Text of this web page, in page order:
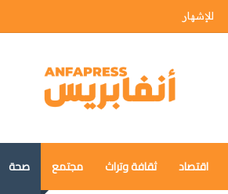
للإشهار
اقتصاد ثقافة وتراث مجتمع صحة